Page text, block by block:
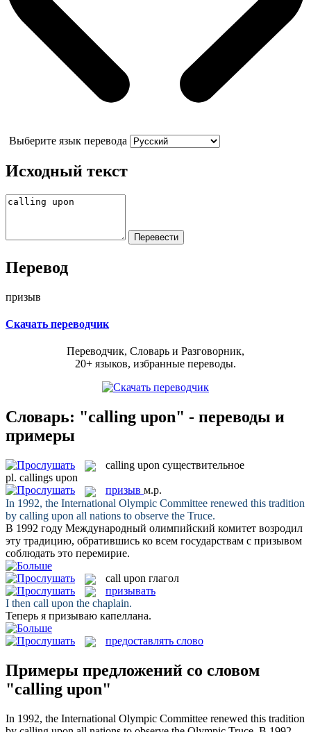
Выберите язык перевода
Исходный текст
Перевод
призыв
Скачать переводчик
Переводчик, Словарь и Разговорник,
20+ языков, избранные переводы.
Словарь: "calling upon" - переводы и
примеры
calling upon существительное
pl. callings upon
призыв м.р.
In 1992, the International Olympic Committee renewed this tradition
by calling upon all nations to observe the Truce.
В 1992 году Международный олимпийский комитет возродил
эту традицию, обратившись ко всем государствам с призывом
соблюдать это перемирие.
call upon глагол
призывать
I then call upon the chaplain.
Теперь я призываю капеллана.
предоставлять слово
Примеры предложений со словом
"calling upon"
In 1992, the International Olympic Committee renewed this tradition